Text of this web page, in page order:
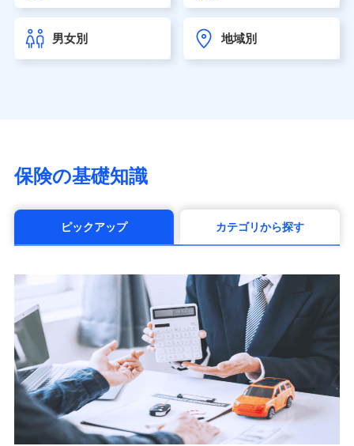
チューリッヒ生命保険株式会社
東京海上日動あんしん生命保険株式会社
（https://www.tmn-anshin.co.jp/）
マニュライフ生命保険株式会社
（https://www.manulife.co.jp/）
（https://www.msa-life.co.jp/）
メットライフ生命株式会社(https://www.metlife.co.jp/)
■少額短期保険
株式会社アシロ少額短期保険 (https://kailash.co.jp/)
SBIいきいき少額短期保険会社 (https://www.i-
sedai.com/)
SBIペット少額短期保険株式会社 (https://www.sbipet-
ssi.co.jp/)
SBIリスタ少額短期保険会社
(https://www.jishin.co.jp/)
スマートプラス少額短期保険株式会社
男女別 地域別
保険の基礎知識
ピックアップ カテゴリから探す